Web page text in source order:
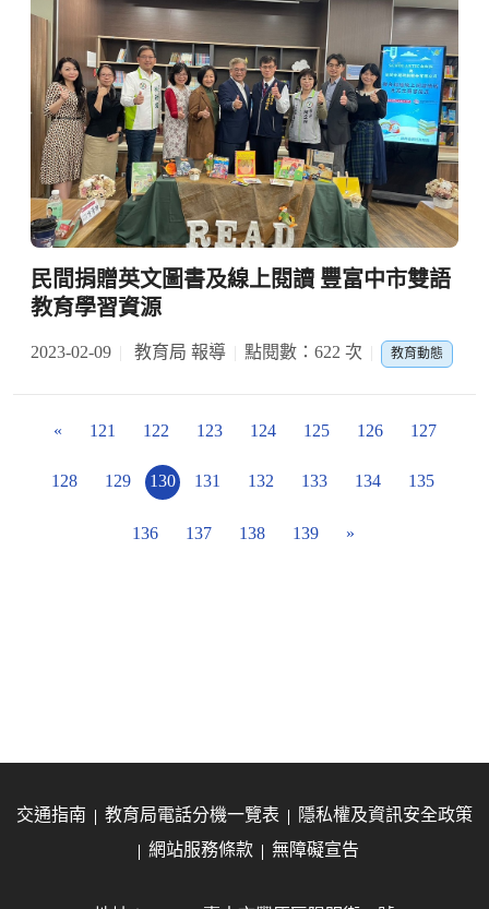
民間捐贈英文圖書及線上閱讀 豐富中市雙語
教育學習資源
2023-02-09 教育局 報導 點閱數：622 次 教育動態
« 121 122 123 124 125 126 127
128 129 130 131 132 133 134 135
136 137 138 139 »
交通指南 教育局電話分機一覽表
隱私權及資訊安全政策
網站服務條款
無障礙宣告